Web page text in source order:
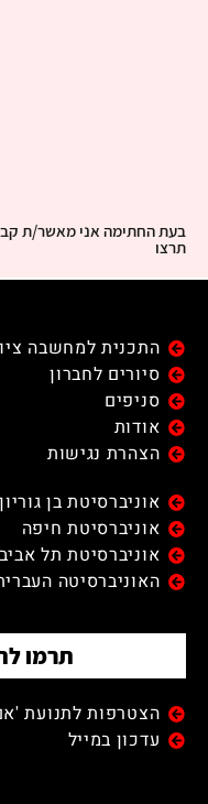
בעת החתימה אני מאשר/ת
תרצו
התכנית למחשבה
סיורים לחברון
סניפים
אודות
הצהרת נגישות
אוניברסיטת בן גוריון
אוניברסיטת חיפה
אוניברסיטת תל אביב
האוניברסיטה
תרמו
הצטרפות לתנועת
עדכון במייל